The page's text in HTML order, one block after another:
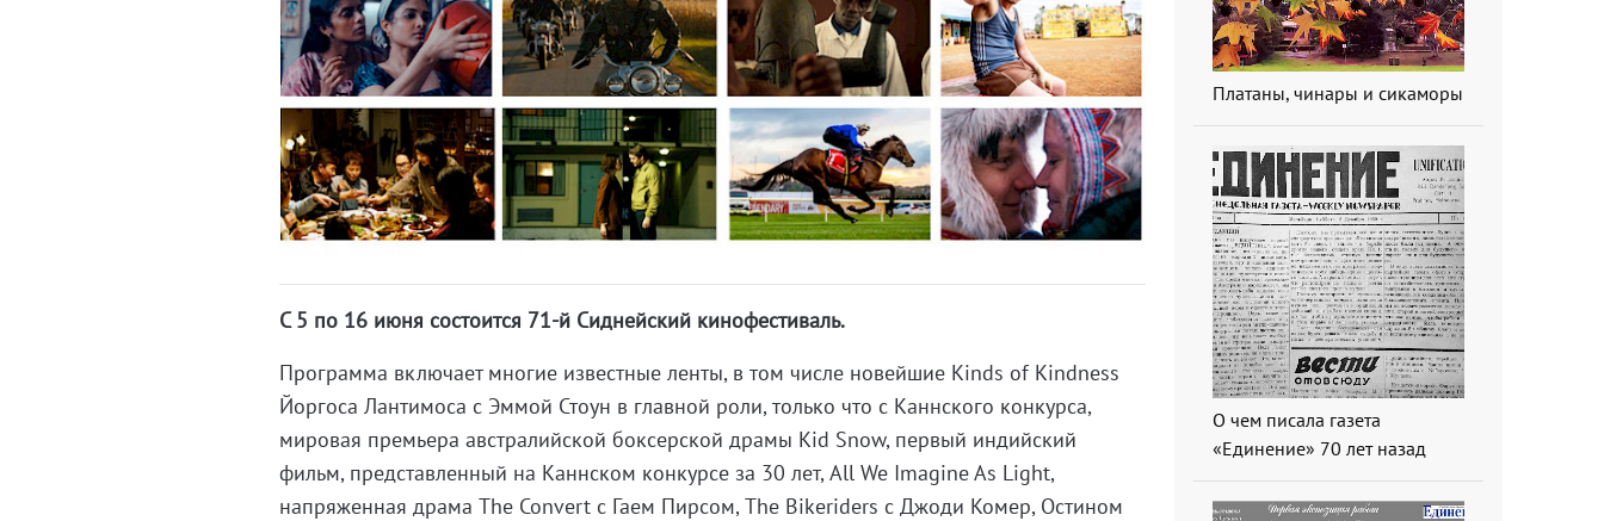
С 5 по 16 июня состоится 71-й Сиднейский кинофестиваль.
Программа включает многие известные ленты, в том числе новейшие Kinds of Kindness
Йоргоса Лантимоса с Эммой Стоун в главной роли, только что с Каннского конкурса,
мировая премьера австралийской боксерской драмы Kid Snow, первый индийский
фильм, представленный на Каннском конкурсе за 30 лет, All We Imagine As Light,
напряженная драма The Convert с Гаем Пирсом, The Bikeriders с Джоди Комер, Остином
Платаны, чинары и сикаморы
О чем писала газета
«Единение» 70 лет назад